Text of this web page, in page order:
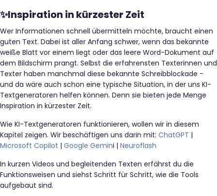
✨Inspiration in kürzester Zeit
Wer Informationen schnell übermitteln möchte, braucht einen
guten Text. Dabei ist aller Anfang schwer, wenn das bekannte
weiße Blatt vor einem liegt oder das leere Word-Dokument auf
dem Bildschirm prangt. Selbst die erfahrensten Texterinnen und
Texter haben manchmal diese bekannte Schreibblockade -
und da wäre auch schon eine typische Situation, in der uns KI-
Textgeneratoren helfen können. Denn sie bieten jede Menge
Inspiration in kürzester Zeit.
Wie KI-Textgeneratoren funktionieren, wollen wir in diesem
Kapitel zeigen. Wir beschäftigen uns darin mit: ChatGPT |
Microsoft Copilot | Google Gemini | Neuroflash
In kurzen Videos und begleitenden Texten erfährst du die
Funktionsweisen und siehst Schritt für Schritt, wie die Tools
aufgebaut sind.